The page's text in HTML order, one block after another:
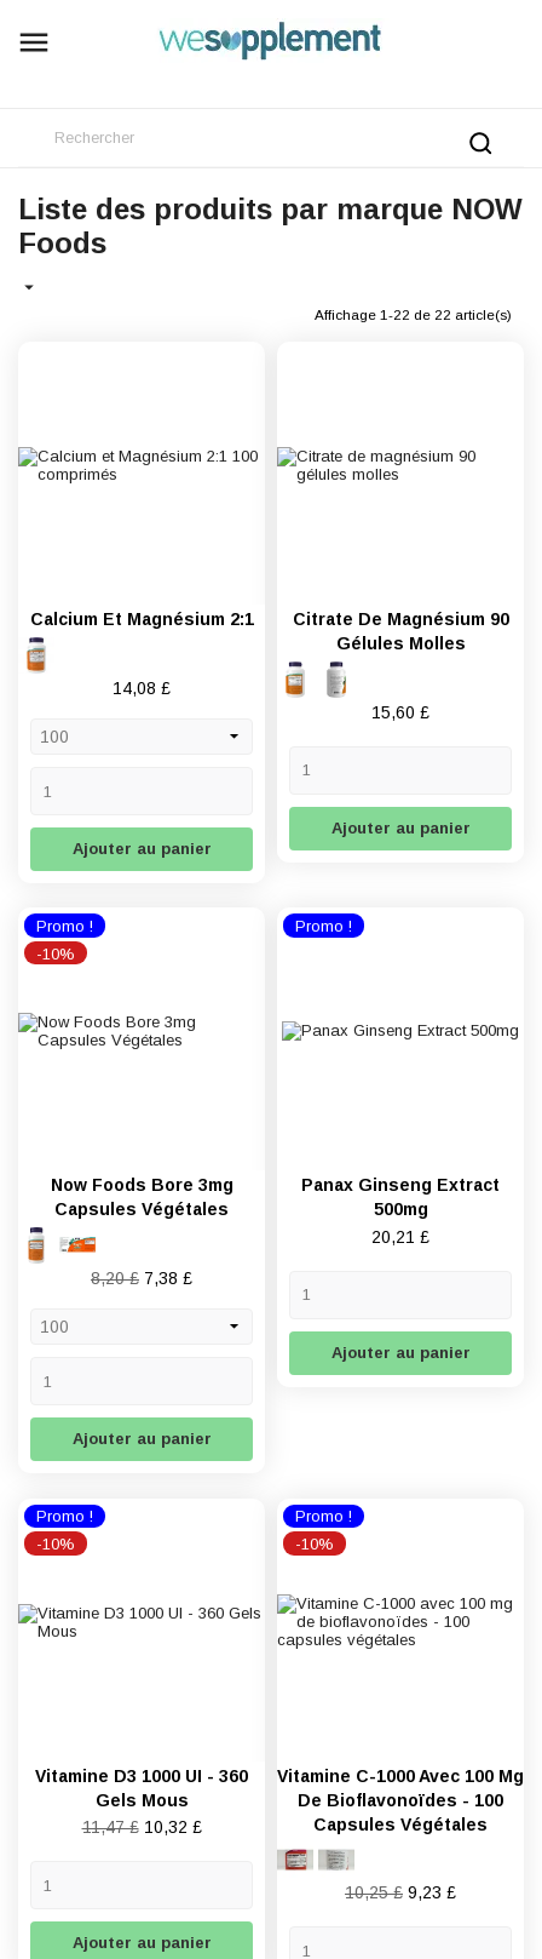

Liste des produits par marque NOW
Foods

Affichage 1-22 de 22 article(s)
Calcium Et Magnésium 2:1
Prix
14,08 £
Ajouter au panier
Citrate De Magnésium 90
Gélules Molles
Prix
15,60 £
Ajouter au panier
Now Foods Bore 3mg
Capsules Végétales
Prix
8,20 £ Prix
7,38 £
Ajouter au panier
Promo !
-10%
Panax Ginseng Extract
500mg
Prix
20,21 £
Ajouter au panier
Promo !
Vitamine D3 1000 UI - 360
Gels Mous
Prix
11,47 £ Prix
10,32 £
Ajouter au panier
Promo !
-10%
Vitamine C-1000 Avec 100 Mg
De Bioflavonoïdes - 100
Capsules Végétales
Prix
10,25 £ Prix
9,23 £
Promo !
-10%